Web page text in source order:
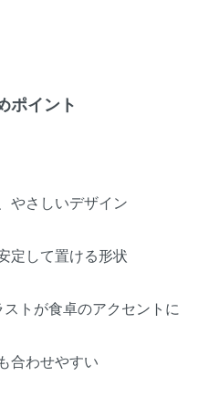
ポイント
やさしいデザイン
定して置ける形状
トが食卓のアクセントに
合わせやすい